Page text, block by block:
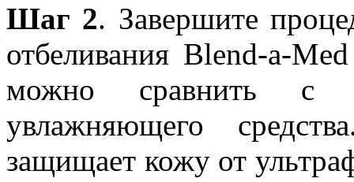
Шаг 2. Завершите
отбеливания Blend-a-
можно сравнить с
увлажняющего
защищает кожу от